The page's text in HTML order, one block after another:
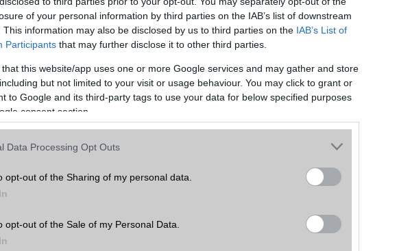
of your personal information by third parties on the IAB’s list of downstream
This information may also be disclosed by us to third parties on the IAB’s List of
Participants that may further disclose it to other third parties.
that this website/app uses one or more Google services and may gather and store
but not limited to your visit or usage behaviour. You may click to grant or
to Google and its third-party tags to use your data for below specified purposes
consent section.
Data Processing Opt Outs
opt-out of the Sharing of my personal data.
opt-out of the Sale of my Personal Data.
Minimum memoria
6000
Akkumulátor Típus
Li-Polimer
Teljes adatlap
Összehasonlítás